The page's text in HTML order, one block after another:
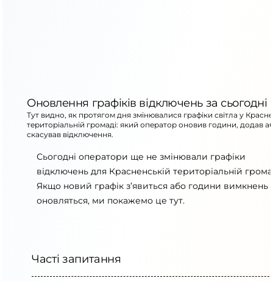
Оновлення графіків відключень за сьогодні
Тут видно, як протягом дня змінювалися графіки світла у
територіальній громаді: який оператор оновив години, додав
скасував відключення.
Сьогодні оператори ще не змінювали графіки
відключень для Красненській територіальній
Якщо новий графік з’явиться або години вимкнень
оновляться, ми покажемо це тут.
Часті запитання